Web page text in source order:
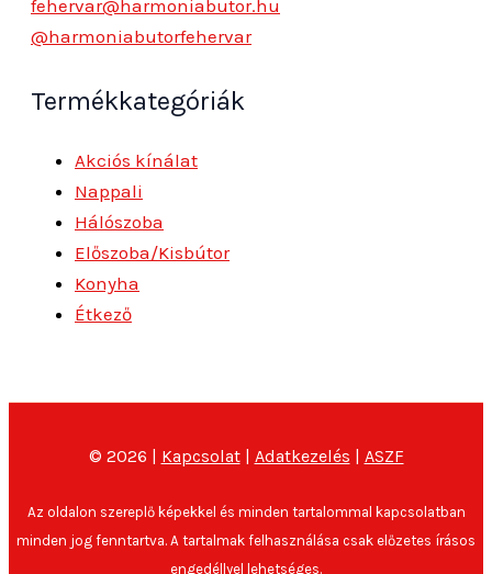
fehervar@harmoniabutor.hu
@harmoniabutorfehervar
Termékkategóriák
Akciós kínálat
Nappali
Hálószoba
Előszoba/Kisbútor
Konyha
Étkező
© 2026 | Kapcsolat| Adatkezelés | ASZF
Az oldalon szereplő képekkel és minden tartalommal kapcsolatban
minden jog fenntartva. A tartalmak felhasználása csak előzetes írásos
engedéllyel lehetséges.